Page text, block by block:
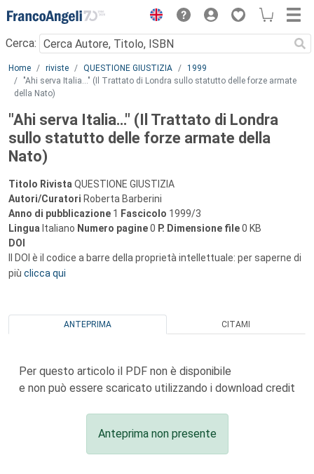
Menu
Cerca:
Main content
Home riviste QUESTIONE GIUSTIZIA
1999
"Ahi serva Italia…" (Il Trattato di Londra sullo statutto delle forze armate
della Nato)
"Ahi serva Italia…" (Il Trattato di Londra
sullo statutto delle forze armate della
Nato)
Titolo Rivista QUESTIONE GIUSTIZIA
Autori/Curatori Roberta Barberini
Anno di pubblicazione 1 Fascicolo 1999/3
Lingua Italiano Numero pagine0 P. Dimensione file0 KB
DOI
Il DOI è il codice a barre della proprietà intellettuale: per saperne di
più clicca qui
ANTEPRIMA CITAMI
Per questo articolo il PDF non è disponibile
e non può essere scaricato utilizzando i download credit
Anteprima non presente